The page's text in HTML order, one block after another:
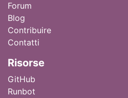
Forum
Blog
Contribuire
Contatti
Risorse
GitHub
Runbot